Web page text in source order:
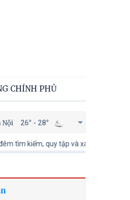
CHÍNH PHỦ
Nội 26° - 28°
kiếm, quy tập và xác định danh tính hài